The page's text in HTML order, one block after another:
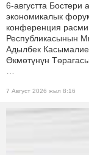
6-августта
экономикалык
конференция
Республикасынын
Адылбек
Өкмөтүнүн
…
7 Август 2026 жыл 8:16